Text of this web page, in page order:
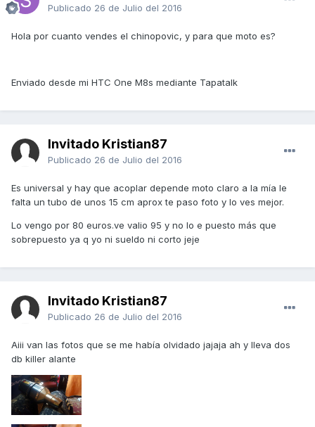
Publicado 26 de Julio del 2016
Hola por cuanto vendes el chinopovic, y para que moto es?
Enviado desde mi HTC One M8s mediante Tapatalk
Invitado Kristian87
Publicado 26 de Julio del 2016
Es universal y hay que acoplar depende moto claro a la mía le
falta un tubo de unos 15 cm aprox te paso foto y lo ves mejor.
Lo vengo por 80 euros.ve valio 95 y no lo e puesto más que
sobrepuesto ya q yo ni sueldo ni corto jeje
Invitado Kristian87
Publicado 26 de Julio del 2016
Aiii van las fotos que se me había olvidado jajaja ah y lleva dos
db killer alante